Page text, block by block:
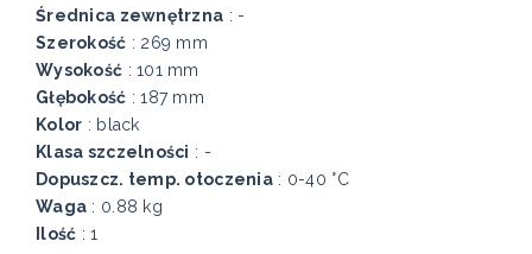
Średnica zewnętrzna : -
Szerokość : 269 mm
Wysokość : 101 mm
Głębokość : 187 mm
Kolor : black
Klasa szczelności : -
Dopuszcz. temp. otoczenia : 0-40 °C
Waga : 0.88 kg
Ilość : 1